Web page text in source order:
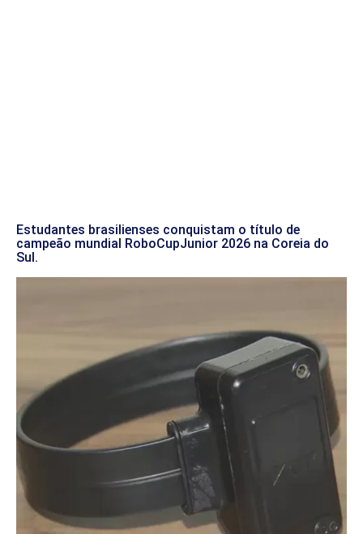
Estudantes brasilienses conquistam o título de
campeão mundial RoboCupJunior 2026 na Coreia do
Sul.